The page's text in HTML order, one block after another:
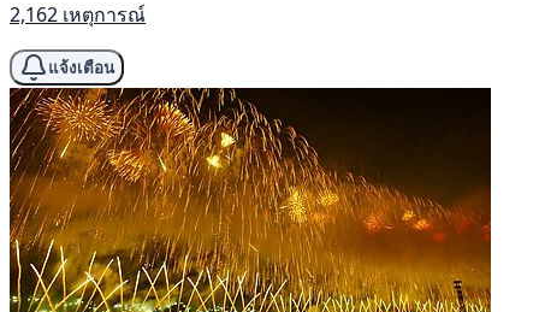
2,162 เหตุการณ์
แจ้งเตือน